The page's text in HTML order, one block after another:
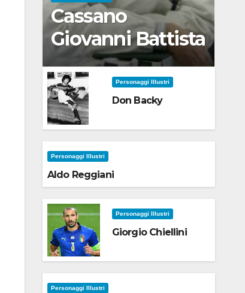
Cassano
Giovanni Battista
Personaggi Illustri
Don Backy
Personaggi Illustri
Aldo Reggiani
Personaggi Illustri
Giorgio Chiellini
Personaggi Illustri